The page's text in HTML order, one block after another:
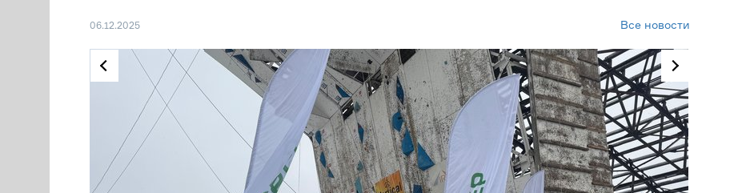
06.12.2025 Все новости